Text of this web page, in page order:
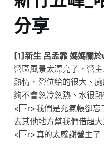
分享
[1]新生 呂孟霏 媽媽關
營區風景太漂亮了，營
熱情，營位給的很大、
夠不會忽冷忽熱、水很
<r>我們是充氣帳卻忘
去其他地方幫我們借超
<r>真的太感謝營主了